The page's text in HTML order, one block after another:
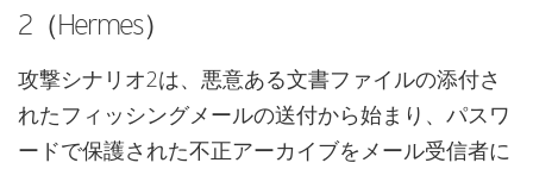
2（Hermes）
攻撃シナリオ2は、悪意ある文書ファイルの添付さ
れたフィッシングメールの送付から始まり、パスワ
ードで保護された不正アーカイブをメール受信者に